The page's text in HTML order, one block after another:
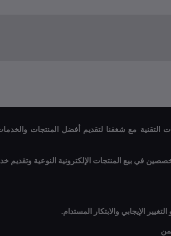
في بيع المنتجات الإلكترونية النوعية
الإيجابي والابتكار المستدام.